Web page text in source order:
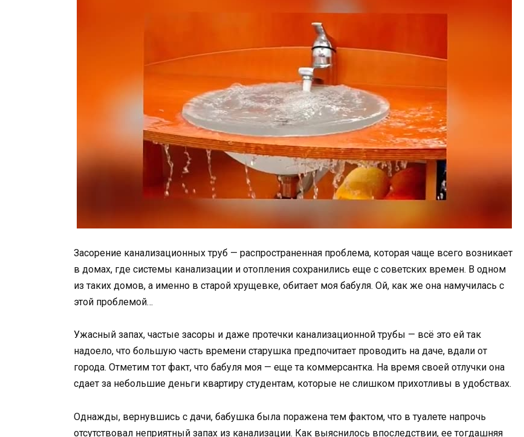
Засорение канализационных труб — распространенная проблема, которая чаще всего возникает
в домах, где системы канализации и отопления сохранились еще с советских времен. В одном
из таких домов, а именно в старой хрущевке, обитает моя бабуля. Ой, как же она намучилась с
этой проблемой…
Ужасный запах, частые засоры и даже протечки канализационной трубы — всё это ей так
надоело, что большую часть времени старушка предпочитает проводить на даче, вдали от
города. Отметим тот факт, что бабуля моя — еще та коммерсантка. На время своей отлучки она
сдает за небольшие деньги квартиру студентам, которые не слишком прихотливы в удобствах.
Однажды, вернувшись с дачи, бабушка была поражена тем фактом, что в туалете напрочь
отсутствовал неприятный запах из канализации. Как выяснилось впоследствии, ее тогдашняя